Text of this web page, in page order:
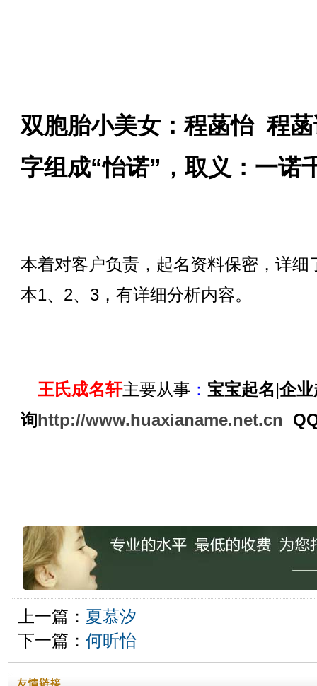
双胞胎小美女：程菡怡 程
字组成“怡诺”，取义：一诺
本着对客户负责，起名资料保密，详细
本1、2、3，有详细分析内容。
王氏成名轩主要从事 ： 宝宝起名|企
询http://www.huaxianame.net.cn
上一篇： 夏慕汐
下一篇： 何昕怡